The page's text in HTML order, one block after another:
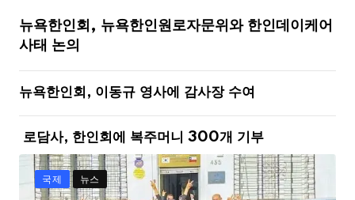
뉴욕한인회, 뉴욕한인원로자문위와 한인데이케어
사태 논의
뉴욕한인회, 이동규 영사에 감사장 수여
로담사, 한인회에 복주머니 300개 기부
국제 뉴스